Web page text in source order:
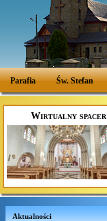
Parafia Św. Stefan
Wirtualny spacer
Aktualności